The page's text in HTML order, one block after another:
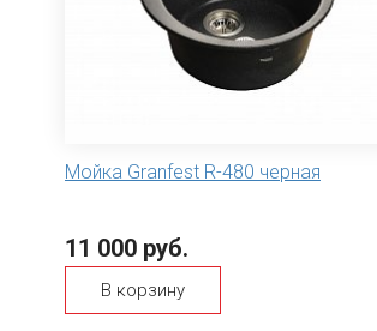
Мойка Granfest R-480 черная
11 000 руб.
В корзину